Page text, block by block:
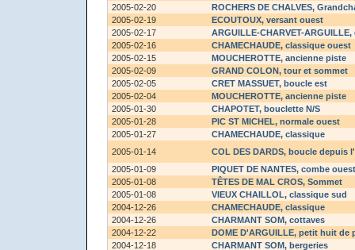
2005-02-20
ROCHERS DE CHALVES,
2005-02-19
ECOUTOUX, versant ouest
2005-02-17
ARGUILLE-CHARVET-ARGUILLE,
2005-02-16
CHAMECHAUDE, classique ouest
2005-02-15
MOUCHEROTTE, ancienne piste
2005-02-09
GRAND COLON, tour et sommet
2005-02-05
CRET MASSUET, boucle est
2005-02-04
MOUCHEROTTE, ancienne piste
2005-01-30
CHAPOTET, bouclette N/S
2005-01-28
PIC ST MICHEL, normale ouest
2005-01-27
CHAMECHAUDE, classique
2005-01-14
COL DES DARDS, boucle depuis
2005-01-09
PIQUET DE NANTES, combe ouest
2005-01-08
TÊTES DE MAL CROS, Sommet
2005-01-08
VIEUX CHAILLOL, classique sud
2004-12-26
CHAMECHAUDE, classique
2004-12-26
CHARMANT SOM, cottaves
2004-12-22
DOME D'ARGUILLE, petit huit de
2004-12-18
CHARMANT SOM, bergeries